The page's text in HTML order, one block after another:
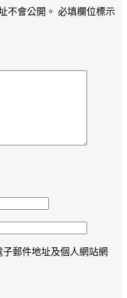
不會公開。 必填欄位標示
郵件地址及個人網站網